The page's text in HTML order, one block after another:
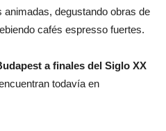
degustando obras de
cafés espresso fuertes.
a finales del Siglo XX
todavía en